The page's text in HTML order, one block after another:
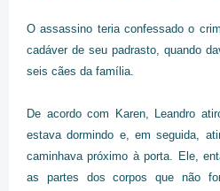
O assassino teria confessado o
cadáver de seu padrasto, quando
seis cães da família.
De acordo com Karen, Leandro
estava dormindo e, em seguida,
caminhava próximo à porta. Ele,
as partes dos corpos que não